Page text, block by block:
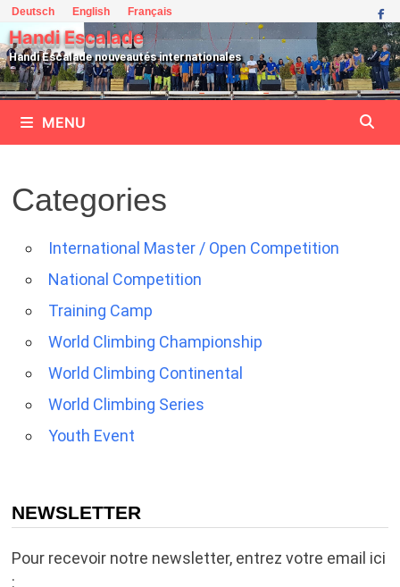
Passer
au
contenu
Deutsch English Français
Handi Escalade
Handi Escalade nouveautés internationales
MENU
Categories
International Master / Open Competition
National Competition
Training Camp
World Climbing Championship
World Climbing Continental
World Climbing Series
Youth Event
NEWSLETTER
Pour recevoir notre newsletter, entrez votre email ici
: